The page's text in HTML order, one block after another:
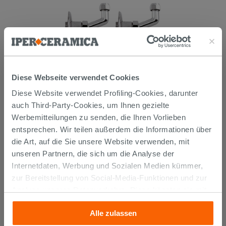
Diese Webseite verwendet Cookies
Diese Website verwendet Profiling-Cookies, darunter
auch Third-Party-Cookies, um Ihnen gezielte
Werbemitteilungen zu senden, die Ihren Vorlieben
entsprechen. Wir teilen außerdem die Informationen über
die Art, auf die Sie unsere Website verwenden, mit
unseren Partnern, die sich um die Analyse der
Internetdaten, Werbung und Sozialen Medien kümmer,
zur Bereitstellung von Social-Media-Funktionen und zur
anderen Informationen, die Sie ihnen geliefert haben oder
die sie aufgrund Ihrer Verwendung ihrer Dienste
Alle zulassen
KURVENPAAR ZUR MONTAGE UNTER
CHROM
14,90 € /STK.
IN DEN WARENKORB LEGEN